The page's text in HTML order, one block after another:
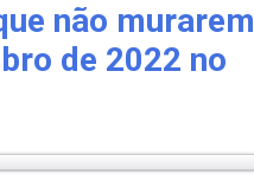
não murarem
de 2022 no